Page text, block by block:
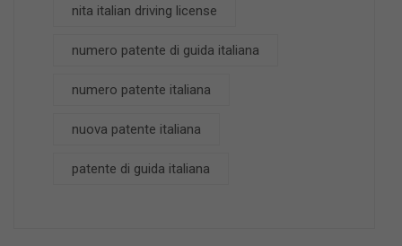
nita italian driving license
numero patente di guida italiana
numero patente italiana
nuova patente italiana
patente di guida italiana